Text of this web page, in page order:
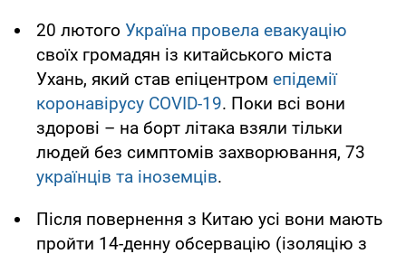
20 лютого Україна провела евакуацію
своїх громадян із китайського міста
Ухань, який став епіцентром епідемії
коронавірусу COVID-19. Поки всі вони
здорові – на борт літака взяли тільки
людей без симптомів захворювання, 73
українців та іноземців.
Після повернення з Китаю усі вони мають
пройти 14-денну обсервацію (ізоляцію з